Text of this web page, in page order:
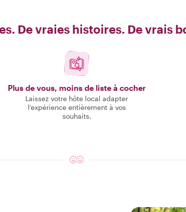
De vraies histoires. De vrais
Plus de vous, moins de liste à cocher
Laissez votre hôte local adapter
l'expérience entièrement à vos
souhaits.